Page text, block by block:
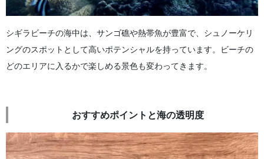
シギラビーチの海中は、サンゴ礁や熱帯魚が豊富で、シュノーケリ
ングのスポットとして高いポテンシャルを持っています。ビーチの
どのエリアに入るかで楽しめる景色も変わってきます。
おすすめポイントと海の透明度